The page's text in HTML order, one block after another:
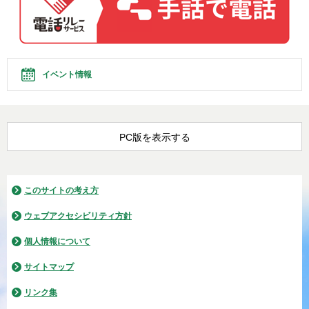
イベント情報
PC版を表示する
このサイトの考え方
ウェブアクセシビリティ方針
個人情報について
サイトマップ
リンク集